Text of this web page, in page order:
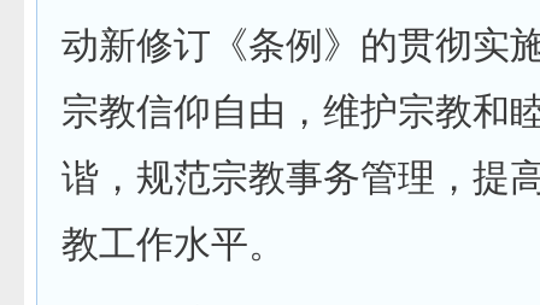
动新修订《条例》的贯彻实
宗教信仰自由，维护宗教和
谐，规范宗教事务管理，提
教工作水平。